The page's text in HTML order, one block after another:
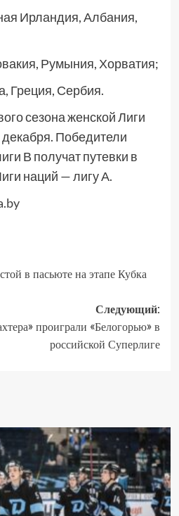
Ирландия, Албания,
Румыния, Хорватия;
Греция, Сербия.
сезона женской Лиги
Победители
В получат путевки в
наций — лигу А.
в пасьюте на этапе Кубка
Следующий:
проиграли «Белогорью» в
российской Суперлиге